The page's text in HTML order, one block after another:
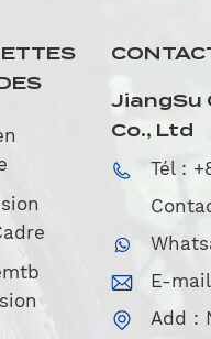
JiangSu
Co., Ltd
Tél :
E-
Add :